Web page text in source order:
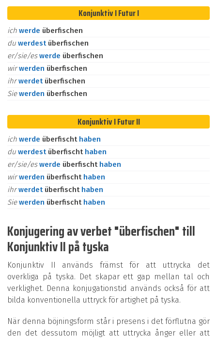
Konjunktiv I Futur I
ich werde überfischen
du werdest überfischen
er/sie/eswerde überfischen
wirwerden überfischen
ihrwerdet überfischen
Siewerden überfischen
Konjunktiv I Futur II
ich werde überfischt haben
du werdest überfischt haben
er/sie/eswerde überfischt haben
wirwerden überfischt haben
ihrwerdet überfischt haben
Siewerden überfischt haben
Konjugering av verbet "überfischen" till
Konjunktiv II på tyska
Konjunktiv II används främst för att uttrycka det
overkliga på tyska. Det skapar ett gap mellan tal och
verklighet. Denna konjugationstid används också för att
bilda konventionella uttryck för artighet på tyska.
När denna böjningsform står i presens i det förflutna gör
den det dessutom möjligt att uttrycka ånger eller att